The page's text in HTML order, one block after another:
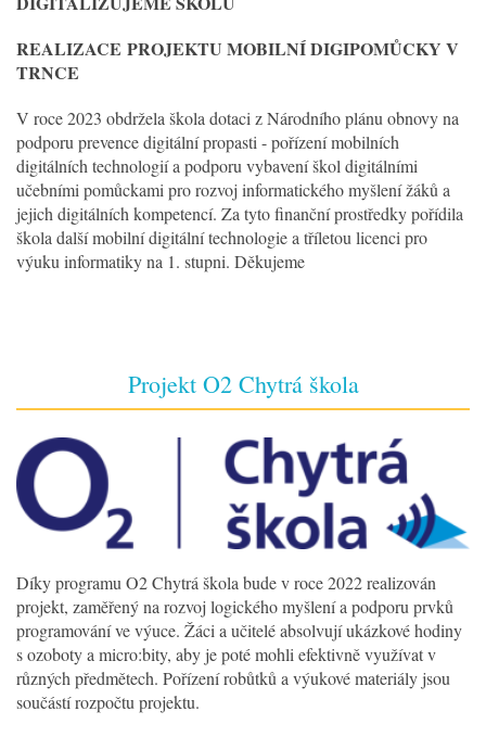
REALIZACE PROJEKTU MOBILNÍ DIGIPOMŮCKY V
TRNCE
V roce 2023 obdržela škola dotaci z Národního plánu obnovy na
podporu prevence digitální propasti - pořízení mobilních
digitálních technologií a podporu vybavení škol digitálními
učebními pomůckami pro rozvoj informatického myšlení žáků a
jejich digitálních kompetencí. Za tyto finanční prostředky pořídila
škola další mobilní digitální technologie a tříletou licenci pro
výuku informatiky na 1. stupni. Děkujeme
Projekt O2 Chytrá škola
Díky programu O2 Chytrá škola bude v roce 2022 realizován
projekt, zaměřený na rozvoj logického myšlení a podporu prvků
programování ve výuce. Žáci a učitelé absolvují ukázkové hodiny
s ozoboty a micro:bity, aby je poté mohli efektivně využívat v
různých předmětech. Pořízení robůtků a výukové materiály jsou
součástí rozpočtu projektu.